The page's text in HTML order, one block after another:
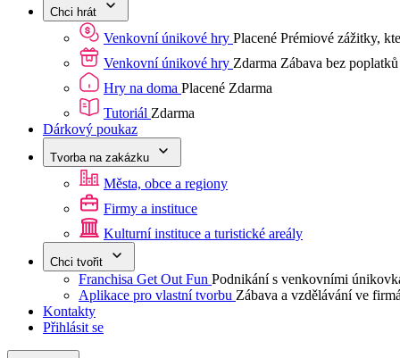
Chci hrát
Venkovní únikové hry Placené Prémiové zážitky,
Venkovní únikové hry Zdarma Zábava bez
Hry na doma Placené Zdarma
Tutoriál Zdarma
Dárkový poukaz
Tvorba na zakázku
Města, obce a regiony
Firmy a instituce
Kulturní instituce a turistické areály
Chci tvořit
Franchisa Get Out Fun Podnikání s venkovními
Aplikace pro vlastní tvorbu Zábava a vzdělávání ve
Kontakty
Přihlásit se